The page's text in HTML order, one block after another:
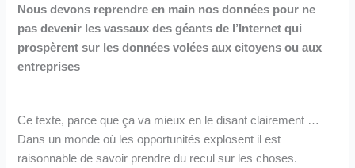
Nous devons reprendre en main nos données pour ne
pas devenir les vassaux des géants de l’Internet qui
prospèrent sur les données volées aux citoyens ou aux
entreprises
Ce texte, parce que ça va mieux en le disant clairement …
Dans un monde où les opportunités explosent il est
raisonnable de savoir prendre du recul sur les choses.